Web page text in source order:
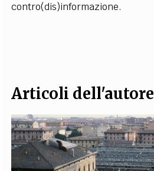
contro(dis)informazione.
Articoli dell'autore